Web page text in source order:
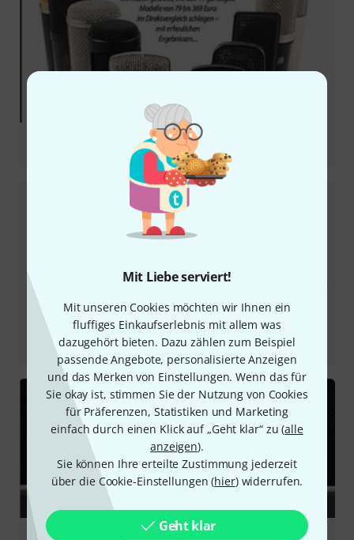
Mit Liebe serviert!
Mit unseren Cookies möchten wir Ihnen ein
fluffiges Einkaufserlebnis mit allem was
dazugehört bieten. Dazu zählen zum Beispiel
passende Angebote, personalisierte Anzeigen
und das Merken von Einstellungen. Wenn das für
Sie okay ist, stimmen Sie der Nutzung von Cookies
für Präferenzen, Statistiken und Marketing
einfach durch einen Klick auf „Geht klar“ zu (alle
anzeigen).
Sie können Ihre erteilte Zustimmung jederzeit
über die Cookie-Einstellungen (hier) widerrufen.
Geht klar
Testbericht
Podcast Pro - Black
Testbericht